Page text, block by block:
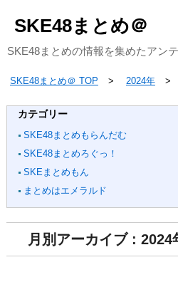
SKE48まとめ＠
SKE48まとめの情報を集めたアン
SKE48まとめ＠ TOP 2024年
カテゴリー
SKE48まとめもらんだむ
SKE48まとめろぐっ！
SKEまとめもん
まとめはエメラルド
月別アーカイブ :